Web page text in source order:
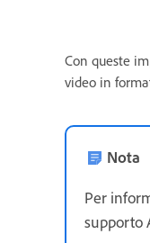
Con queste
video in
Nota
Per
supporto